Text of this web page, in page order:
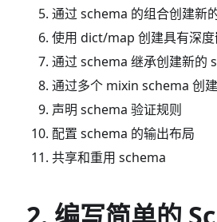
通过 schema 的组合创建新
使用 dict/map 创建具有深
通过 schema 继承创建新的
通过多个 mixin schema 创
声明 schema 验证规则
配置 schema 的输出布局
共享和重用 schema